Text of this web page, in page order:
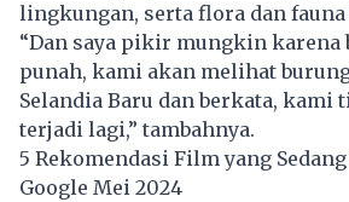
lingkungan, serta flora dan fauna
“Dan saya pikir mungkin karena
punah, kami akan melihat
Selandia Baru dan berkata,
terjadi lagi,” tambahnya.
5 Rekomendasi Film yang
Google Mei 2024